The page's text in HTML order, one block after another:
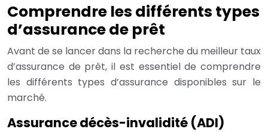
Comprendre les différents types
d’assurance de prêt
Avant de se lancer dans la recherche du meilleur taux
d’assurance de prêt, il est essentiel de comprendre
les différents types d’assurance disponibles sur le
marché.
Assurance décès-invalidité (ADI)